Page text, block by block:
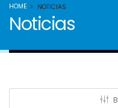
HOME NOTICIAS
Noticias